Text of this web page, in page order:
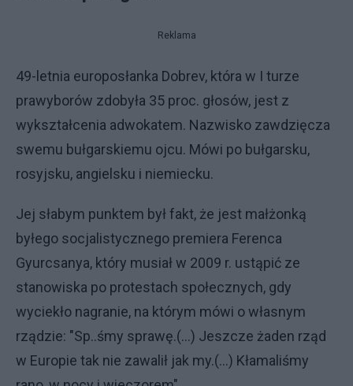
Reklama
49-letnia europosłanka Dobrev, która w I turze
prawyborów zdobyła 35 proc. głosów, jest z
wykształcenia adwokatem. Nazwisko zawdzięcza
swemu bułgarskiemu ojcu. Mówi po bułgarsku,
rosyjsku, angielsku i niemiecku.
Jej słabym punktem był fakt, że jest małżonką
byłego socjalistycznego premiera Ferenca
Gyurcsanya, który musiał w 2009 r. ustąpić ze
stanowiska po protestach społecznych, gdy
wyciekło nagranie, na którym mówi o własnym
rządzie: "Sp..śmy sprawę.(...) Jeszcze żaden rząd
w Europie tak nie zawalił jak my.(...) Kłamaliśmy